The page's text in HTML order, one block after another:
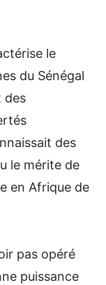
le
du Sénégal
des
des
le mérite de
en Afrique de
pas opéré
puissance